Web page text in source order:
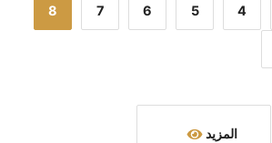
4
5
6
7
8
المزيد